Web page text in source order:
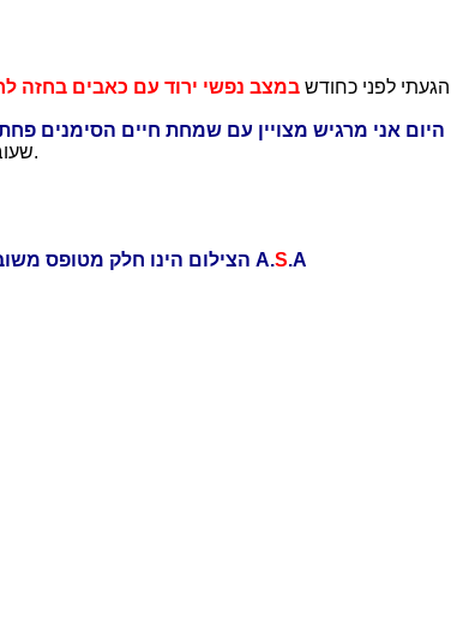
הגעתי לפני כחודשבמצב נפשי ירוד עם כאבים בחזה
היום אני מרגיש מצויין עם שמחת חיים הסימנים
שעובר משבר בחיים להיות במקום כזה.
הצילום הינו חלק מטופס משוב לאחר מפגש הסיום של תוכנית A.S.A